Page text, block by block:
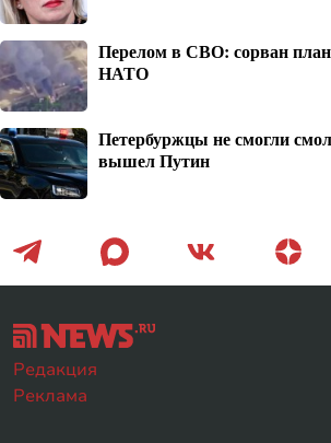
Перелом в СВО: сорван план
НАТО
Петербуржцы не смогли
вышел Путин
Редакция
Реклама